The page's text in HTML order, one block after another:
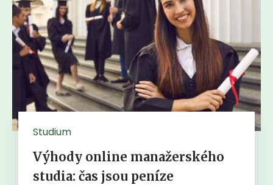
Studium
Výhody online manažerského
studia: čas jsou peníze